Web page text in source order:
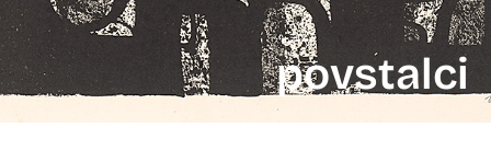
povstalci